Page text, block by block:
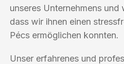
unseres Unternehmens
dass wir ihnen einen
Pécs ermöglichen konnten.
Unser erfahrenes und